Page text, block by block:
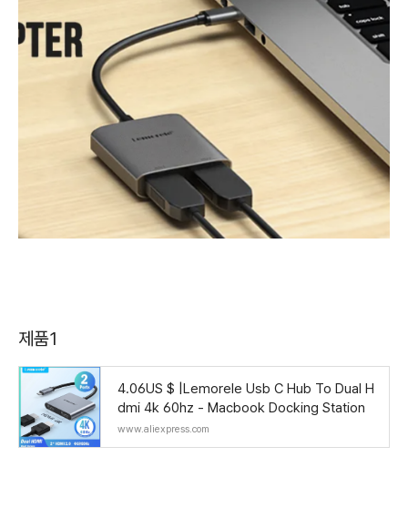
제품1
4.06US $ |Lemorele Usb C Hub To Dual H
dmi 4k 60hz - Macbook Docking Station
www.aliexpress.com